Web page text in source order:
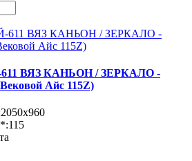
ВЯЗ КАНЬОН / ЗЕРКАЛО -
Айс 115Z)
115